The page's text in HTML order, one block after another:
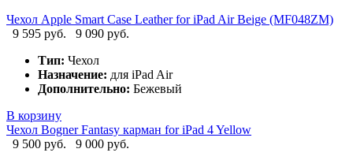
Чехол Apple Smart Case Leather for iPad Air Beige (MF048ZM)
9 595 руб.
9 090 руб.
Тип: Чехол
Назначение: для iPad Air
Дополнительно: Бежевый
В корзину
Чехол Bogner Fantasy карман for iPad 4 Yellow
9 500 руб.
9 000 руб.